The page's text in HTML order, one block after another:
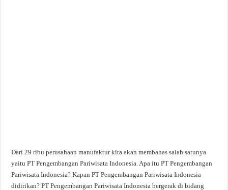
Dari 29 ribu perusahaan manufaktur kita akan membahas salah satunya
yaitu PT Pengembangan Pariwisata Indonesia. Apa itu PT Pengembangan
Pariwisata Indonesia? Kapan PT Pengembangan Pariwisata Indonesia
didirikan? PT Pengembangan Pariwisata Indonesia bergerak di bidang